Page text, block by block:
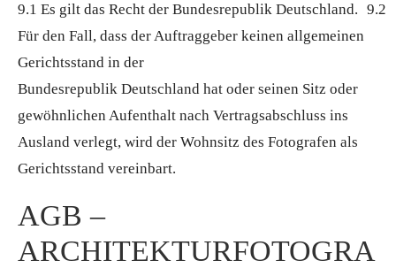
9.1 Es gilt das Recht der Bundesrepublik Deutschland. 9.2
Für den Fall, dass der Auftraggeber keinen allgemeinen
Gerichtsstand in der
Bundesrepublik Deutschland hat oder seinen Sitz oder
gewöhnlichen Aufenthalt nach Vertragsabschluss ins
Ausland verlegt, wird der Wohnsitz des Fotografen als
Gerichtsstand vereinbart.
AGB –
ARCHITEKTURFOTOGRA